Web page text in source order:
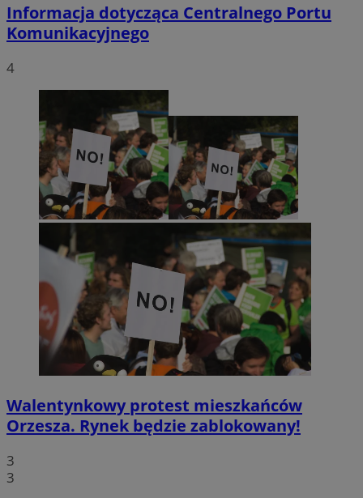
Informacja dotycząca Centralnego Portu
Komunikacyjnego
4
Walentynkowy protest mieszkańców
Orzesza. Rynek będzie zablokowany!
3
3